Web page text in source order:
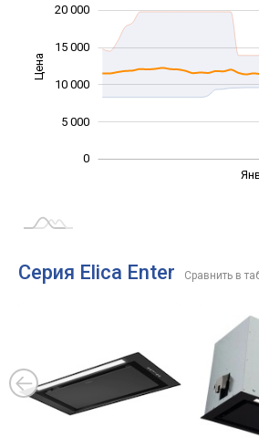
Цена
0
5 000
10 000
15 000
20 000
Серия Elica Enter Сравнить в